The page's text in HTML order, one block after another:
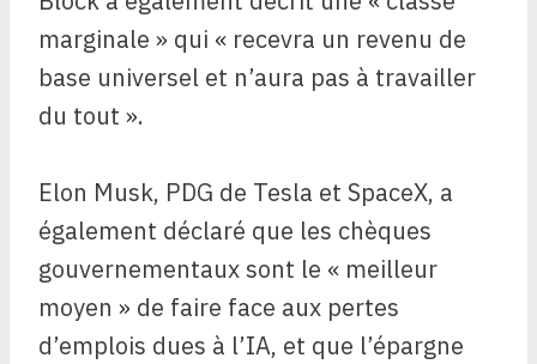
marginale » qui « recevra un revenu de
base universel et n’aura pas à travailler
du tout ».
Elon Musk, PDG de Tesla et SpaceX, a
également déclaré que les chèques
gouvernementaux sont le « meilleur
moyen » de faire face aux pertes
d’emplois dues à l’IA, et que l’épargne